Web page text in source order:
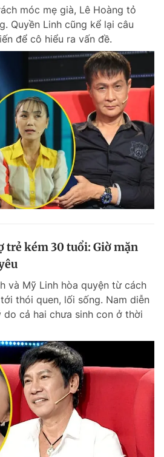
móc mẹ già, Lê Hoàng tỏ
Quyền Linh cũng kể lại câu
để cô hiểu ra vấn đề.
trẻ kém 30 tuổi: Giờ mặn
và Mỹ Linh hòa quyện từ cách
thói quen, lối sống. Nam diễn
cả hai chưa sinh con ở thời